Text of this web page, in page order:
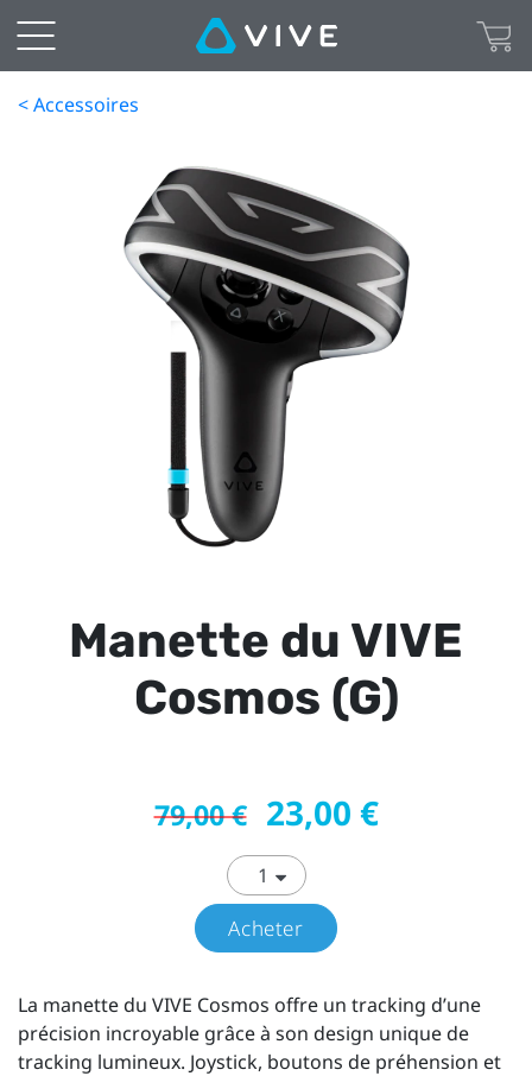
< Accessoires
Manette du VIVE
Cosmos (G)
79,00 € 23,00 €
Acheter
La manette du VIVE Cosmos offre un tracking d’une
précision incroyable grâce à son design unique de
tracking lumineux. Joystick, boutons de préhension et